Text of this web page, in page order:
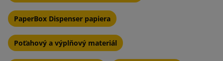
PaperBox Dispenser papiera
Poťahový a výplňový materiál